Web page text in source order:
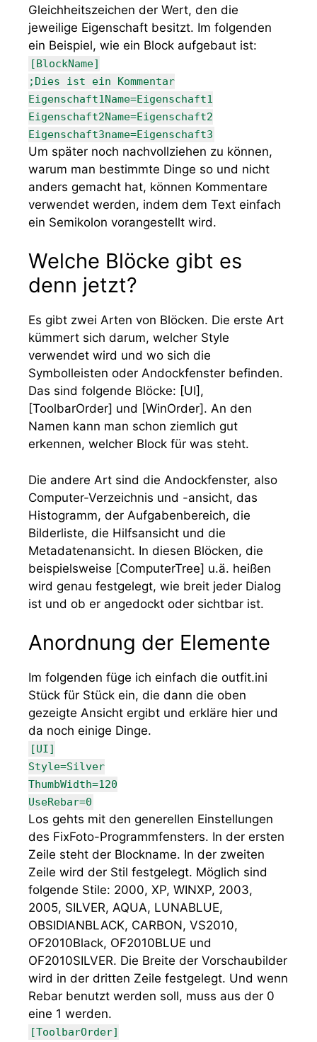
Gleichheitszeichen der Wert, den die
jeweilige Eigenschaft besitzt. Im folgenden
ein Beispiel, wie ein Block aufgebaut ist:
[BlockName]
;Dies ist ein Kommentar
Eigenschaft1Name=Eigenschaft1
Eigenschaft2Name=Eigenschaft2
Eigenschaft3name=Eigenschaft3
Um später noch nachvollziehen zu können,
warum man bestimmte Dinge so und nicht
anders gemacht hat, können Kommentare
verwendet werden, indem dem Text einfach
ein Semikolon vorangestellt wird.
Welche Blöcke gibt es
denn jetzt?
Es gibt zwei Arten von Blöcken. Die erste Art
kümmert sich darum, welcher Style
verwendet wird und wo sich die
Symbolleisten oder Andockfenster befinden.
Das sind folgende Blöcke: [UI] ,
[ToolbarOrder] und [WinOrder] . An den
Namen kann man schon ziemlich gut
erkennen, welcher Block für was steht.
Die andere Art sind die Andockfenster, also
Computer-Verzeichnis und -ansicht, das
Histogramm, der Aufgabenbereich, die
Bilderliste, die Hilfsansicht und die
Metadatenansicht. In diesen Blöcken, die
beispielsweise [ComputerTree] u.ä. heißen
wird genau festgelegt, wie breit jeder Dialog
ist und ob er angedockt oder sichtbar ist.
Anordnung der Elemente
Im folgenden füge ich einfach die outfit.ini
Stück für Stück ein, die dann die oben
gezeigte Ansicht ergibt und erkläre hier und
da noch einige Dinge.
[UI]
Style=Silver
ThumbWidth=120
UseRebar=0
Los gehts mit den generellen Einstellungen
des FixFoto-Programmfensters. In der ersten
Zeile steht der Blockname. In der zweiten
Zeile wird der Stil festgelegt. Möglich sind
folgende Stile: 2000, XP, WINXP, 2003,
2005, SILVER, AQUA, LUNABLUE,
OBSIDIANBLACK, CARBON, VS2010,
OF2010Black, OF2010BLUE und
OF2010SILVER. Die Breite der Vorschaubilder
wird in der dritten Zeile festgelegt. Und wenn
Rebar benutzt werden soll, muss aus der 0
eine 1 werden.
[ToolbarOrder]